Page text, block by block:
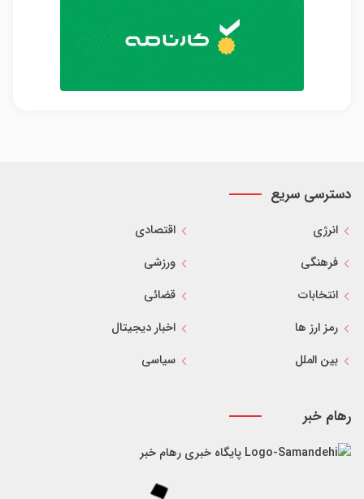
دسترسی سریع
انرژی
اقتصادی
فرهنگی
ورزشی
انتخابات
قضائی
رمز ارز ها
اخبار دیجیتال
بین الملل
سیاسی
رهام خبر
پایگاه خبری رهام خبر